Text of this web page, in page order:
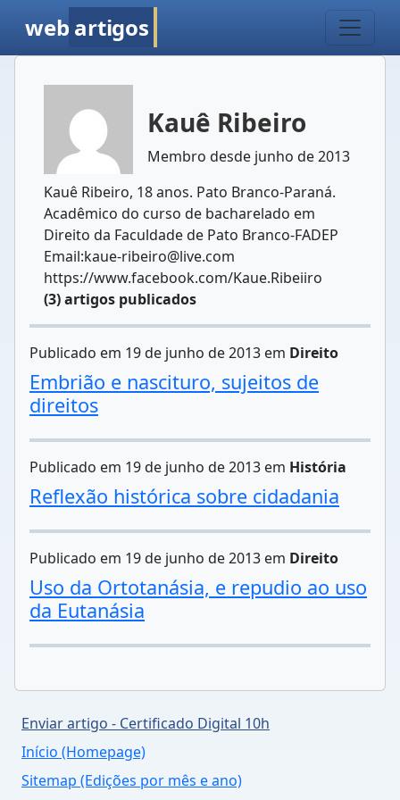
web artigos
Kauê Ribeiro
Membro desde junho de 2013
Kauê Ribeiro, 18 anos. Pato Branco-Paraná.
Acadêmico do curso de bacharelado em
Direito da Faculdade de Pato Branco-FADEP
Email:kaue-ribeiro@live.com
https://www.facebook.com/Kaue.Ribeiiro
(3) artigos publicados
Publicado em 19 de junho de 2013 em Direito
Embrião e nascituro, sujeitos de
direitos
Publicado em 19 de junho de 2013 em História
Reflexão histórica sobre cidadania
Publicado em 19 de junho de 2013 em Direito
Uso da Ortotanásia, e repudio ao uso
da Eutanásia
Enviar artigo - Certificado Digital 10h
Início (Homepage)
Sitemap (Edições por mês e ano)